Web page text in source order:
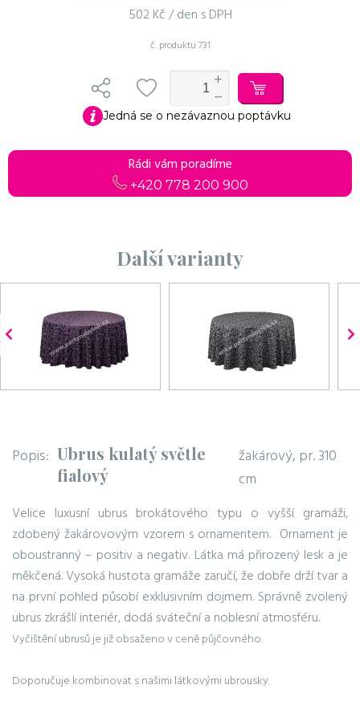
502 Kč / den s DPH
č. produktu 731
Jedná se o nezávaznou poptávku
Rádi vám poradíme
+420 778 200 900
Další varianty
Popis: Ubrus kulatý světle
fialový
žakárový, pr. 310
cm
Velice luxusní ubrus brokátového typu o vyšší gramáži,
zdobený žakárovovým vzorem s ornamentem. Ornament je
oboustranný – positiv a negativ. Látka má přirozený lesk a je
měkčená. Vysoká hustota gramáže zaručí, že dobře drží tvar a
na první pohled působí exklusivním dojmem. Správně zvolený
ubrus zkrášlí interiér, dodá sváteční a noblesní atmosféru.
Vyčištění ubrusů je již obsaženo v ceně půjčovného.
Doporučuje kombinovat s našimi látkovými ubrousky.
Do košíku Pokračovat v objednávce